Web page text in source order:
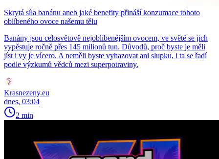
Skrytá síla banánu aneb jaké benefity přináší konzumace tohoto
oblíbeného ovoce našemu tělu
Banány jsou celosvětově nejoblíbenějším ovocem, ve světě se jich
vypěstuje ročně přes 145 milionů tun. Důvodů, proč byste je měli
jíst i vy je vícero. A neměli byste vyhazovat ani slupku, i ta se řadí
podle výzkumů vědců mezi superpotraviny.
Krasnezeny.eu
dnes, 03:04
2 min